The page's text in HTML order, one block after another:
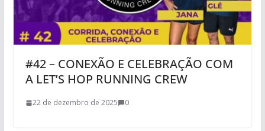
#42 – CONEXÃO E CELEBRAÇÃO COM
A LET’S HOP RUNNING CREW
22 de dezembro de 2025 0